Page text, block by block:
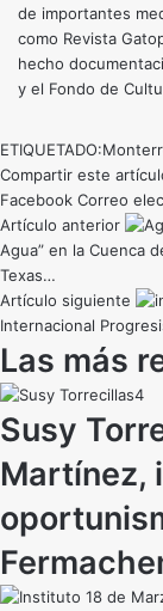
de importantes
como Revista
hecho
y el Fondo de
ETIQUETADO:
Compartir este
Facebook Correo
Artículo anterior
Agua” en la Cuenca
Texas…
Artículo siguiente
Internacional
Las más
Susy
Martínez,